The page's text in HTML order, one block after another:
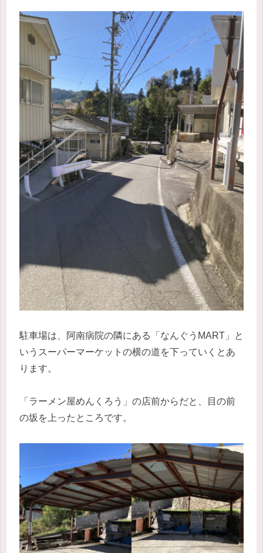
駐車場は、阿南病院の隣にある「なんぐうMART」と
いうスーパーマーケットの横の道を下っていくとあ
ります。
「ラーメン屋めんくろう」の店前からだと、目の前
の坂を上ったところです。